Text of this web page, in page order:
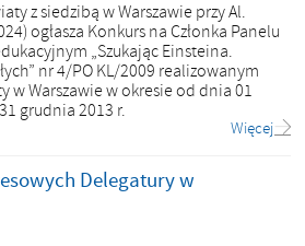
z siedzibą w Warszawie przy Al.
ogłasza Konkurs na Członka Panelu
„Szukając Einsteina.
nr 4/PO KL/2009 realizowanym
w Warszawie w okresie od dnia 01
grudnia 2013 r.
Więcej
Delegatury w